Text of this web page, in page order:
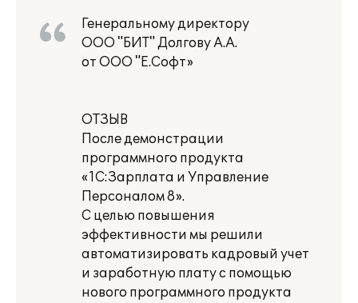
Генеральному директору
ООО "БИТ" Долгову А.А.
от ООО "Е.Софт»
ОТЗЫВ
После демонстрации
программного продукта
«1С:Зарплата и Управление
Персоналом 8».
С целью повышения
эффективности мы решили
автоматизировать кадровый учет
и заработную плату с помощью
нового программного продукта